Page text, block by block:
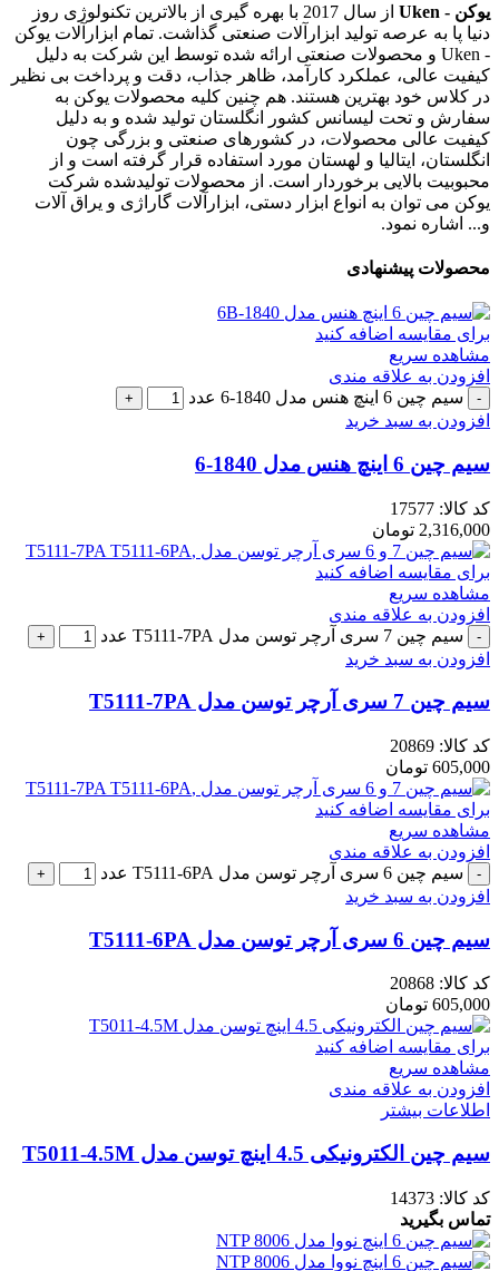
یوکن - Uken
از سال 2017 با بهره گیری از بالاترین تکنولوژی روز
دنیا پا به عرصه تولید ابزارآلات صنعتی گذاشت. تمام ابزارآلات یوکن
- Uken و محصولات صنعتی ارائه شده توسط این شرکت به دلیل
کیفیت عالی، عملکرد کارآمد، ظاهر جذاب، دقت و پرداخت بی نظیر
در کلاس خود بهترین هستند. هم چنین کلیه محصولات یوکن به
سفارش و تحت لیسانس کشور انگلستان تولید شده و به دلیل
کیفیت عالی محصولات، در کشورهای صنعتی و بزرگی چون
انگلستان، ایتالیا و لهستان مورد استفاده قرار گرفته است و از
محبوبیت بالایی برخوردار است. از محصولات تولیدشده شرکت
یوکن می توان به انواع ابزار دستی، ابزارآلات گاراژی و یراق آلات
و... اشاره نمود.
محصولات پیشنهادی
برای مقایسه اضافه کنید
مشاهده سریع
افزودن به علاقه مندی
سیم چین 6 اینچ هنس مدل 1840-6 عدد
افزودن به سبد خرید
سیم چین 6 اینچ هنس مدل 1840-6
کد کالا: 17577
2,316,000 تومان
برای مقایسه اضافه کنید
مشاهده سریع
افزودن به علاقه مندی
سیم چین 7 سری آرچر توسن مدل T5111-7PA عدد
افزودن به سبد خرید
سیم چین 7 سری آرچر توسن مدل T5111-7PA
کد کالا: 20869
605,000 تومان
برای مقایسه اضافه کنید
مشاهده سریع
افزودن به علاقه مندی
سیم چین 6 سری آرچر توسن مدل T5111-6PA عدد
افزودن به سبد خرید
سیم چین 6 سری آرچر توسن مدل T5111-6PA
کد کالا: 20868
605,000 تومان
برای مقایسه اضافه کنید
مشاهده سریع
افزودن به علاقه مندی
اطلاعات بیشتر
سیم چین الکترونیکی 4.5 اینچ توسن مدل T5011-4.5M
کد کالا: 14373
تماس بگیرید